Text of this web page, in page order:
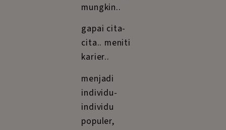
mungkin..
gapai cita-
cita.. meniti
karier..
menjadi
individu-
individu
populer,